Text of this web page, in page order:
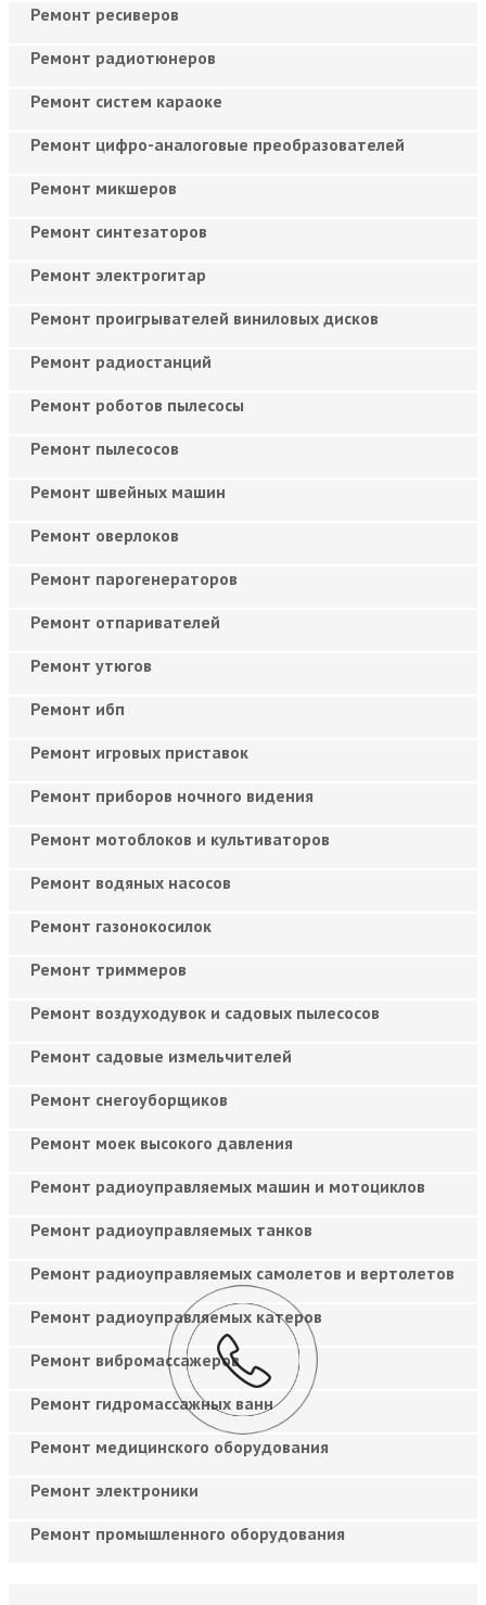
Ремонт ресиверов
Ремонт радиотюнеров
Ремонт систем караоке
Ремонт цифро-аналоговые преобразователей
Ремонт микшеров
Ремонт синтезаторов
Ремонт электрогитар
Ремонт проигрывателей виниловых дисков
Ремонт радиостанций
Ремонт роботов пылесосы
Ремонт пылесосов
Ремонт швейных машин
Ремонт оверлоков
Ремонт парогенераторов
Ремонт отпаривателей
Ремонт утюгов
Ремонт ибп
Ремонт игровых приставок
Ремонт приборов ночного видения
Ремонт мотоблоков и культиваторов
Ремонт водяных насосов
Ремонт газонокосилок
Ремонт триммеров
Ремонт воздуходувок и садовых пылесосов
Ремонт садовые измельчителей
Ремонт снегоуборщиков
Ремонт моек высокого давления
Ремонт радиоуправляемых машин и мотоциклов
Ремонт радиоуправляемых танков
Ремонт радиоуправляемых самолетов и вертолетов
Ремонт радиоуправляемых катеров
Ремонт вибромассажеров
Ремонт гидромассажных ванн
Ремонт медицинского оборудования
Ремонт электроники
Ремонт промышленного оборудования